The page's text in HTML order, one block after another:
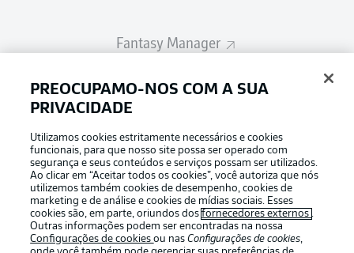
Fantasy Manager
BUNDESLIGA-GROUP
Escolha seu idioma
Português Modo de visualização
Login
PREOCUPAMO-NOS COM A SUA
PRIVACIDADE
Utilizamos cookies estritamente necessários e cookies
funcionais, para que nosso site possa ser operado com
segurança e seus conteúdos e serviços possam ser utilizados.
Ao clicar em “Aceitar todos os cookies”, você autoriza que nós
utilizemos também cookies de desempenho, cookies de
marketing e de análise e cookies de mídias sociais. Esses
cookies são, em parte, oriundos dosfornecedores externos .
Outras informações podem ser encontradas na nossa
Configurações de cookiesou nasConfigurações de cookies,